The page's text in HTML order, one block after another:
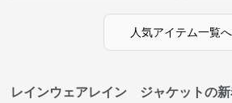
人気アイテム一覧へ
レインウェアレイン ジャケットの新